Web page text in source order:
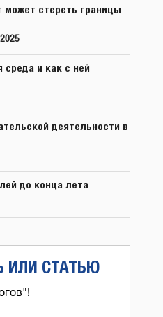
может стереть границы
среда и как с ней
деятельности в
до конца лета
ИЛИ СТАТЬЮ